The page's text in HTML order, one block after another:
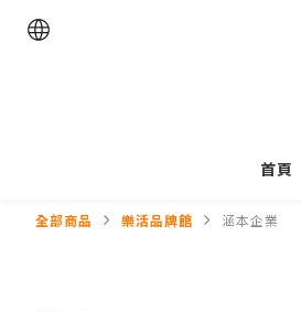
首頁
全部商品 樂活品牌館 涵本企業